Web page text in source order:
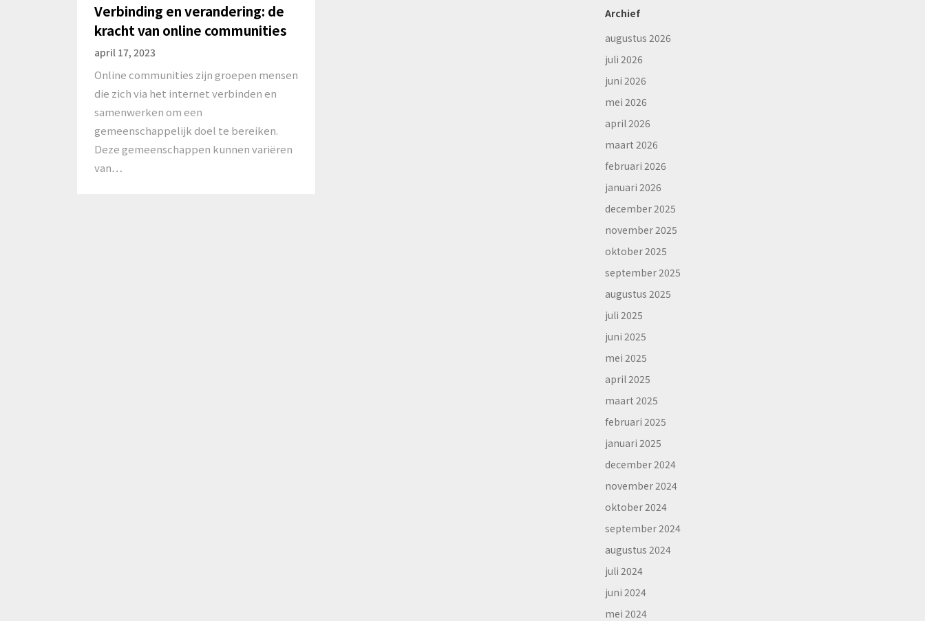
Verbinding en verandering: de
kracht van online communities
april 17, 2023
Online communities zijn groepen mensen
die zich via het internet verbinden en
samenwerken om een
gemeenschappelijk doel te bereiken.
Deze gemeenschappen kunnen variëren
van…
Archief
augustus 2026
juli 2026
juni 2026
mei 2026
april 2026
maart 2026
februari 2026
januari 2026
december 2025
november 2025
oktober 2025
september 2025
augustus 2025
juli 2025
juni 2025
mei 2025
april 2025
maart 2025
februari 2025
januari 2025
december 2024
november 2024
oktober 2024
september 2024
augustus 2024
juli 2024
juni 2024
mei 2024